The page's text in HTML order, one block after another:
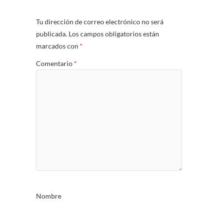
Tu dirección de correo electrónico no será
publicada. Los campos obligatorios están
marcados con *
Comentario *
Nombre